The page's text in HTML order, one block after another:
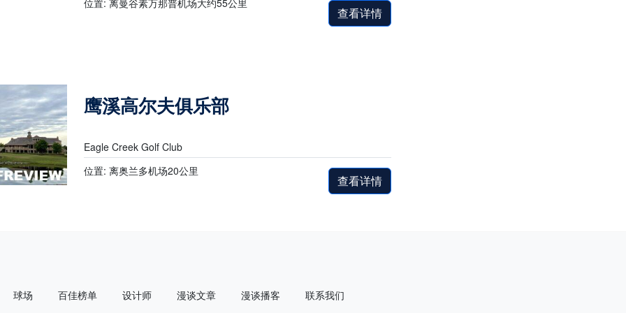
查看详情
鹰溪高尔夫俱乐部
Eagle Creek Golf Club
位置: 离奥兰多机场20公里
查看详情
球场 百佳榜单 设计师 漫谈文章 漫谈播客 联系我们